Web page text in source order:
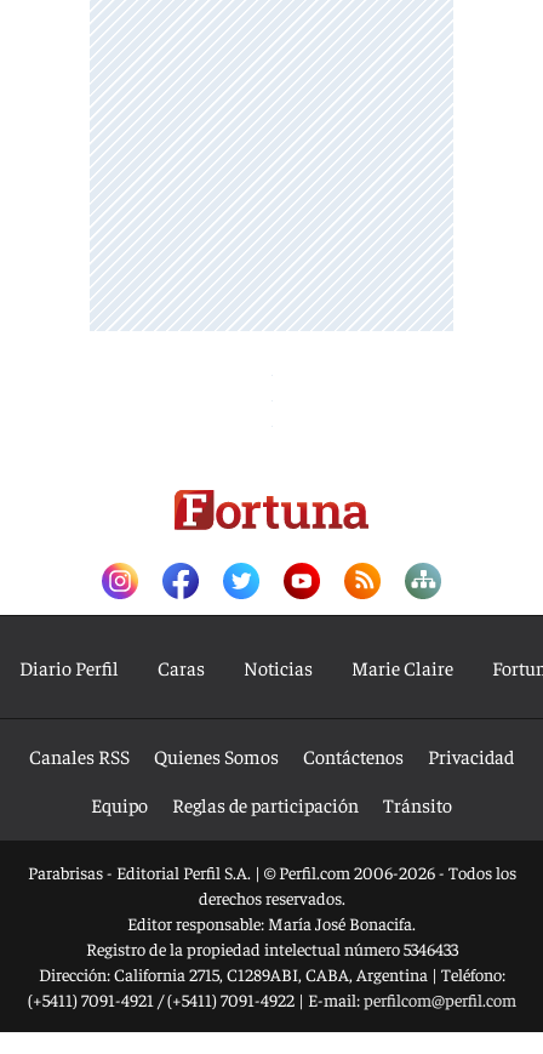
Diario Perfil Caras Noticias Marie Claire
Canales RSS Quienes Somos Contáctenos
Privacidad
Equipo
Reglas de participación Tránsito
Parabrisas - Editorial Perfil S.A. | © Perfil.com 2006-2026 - Todos los
derechos reservados.
Editor responsable: María José Bonacifa.
Registro de la propiedad intelectual número 5346433
Dirección:California 2715, C1289ABI, CABA, Argentina | Teléfono:
(+5411) 7091-4921 /(+5411) 7091-4922| E-mail:perfilcom@perfil.com